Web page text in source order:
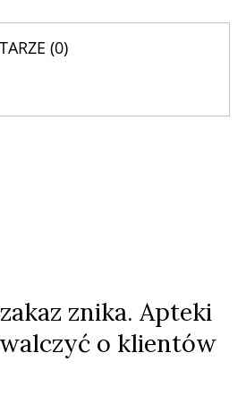
(0)
znika. Apteki
o klientów